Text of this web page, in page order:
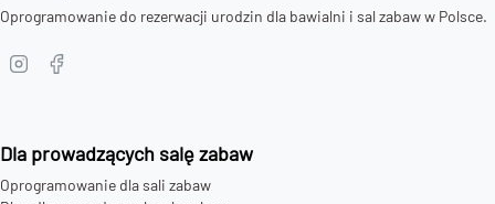
Oprogramowanie do rezerwacji urodzin dla bawialni i sal zabaw w Polsce.
Dla prowadzących salę zabaw
Oprogramowanie dla sali zabaw